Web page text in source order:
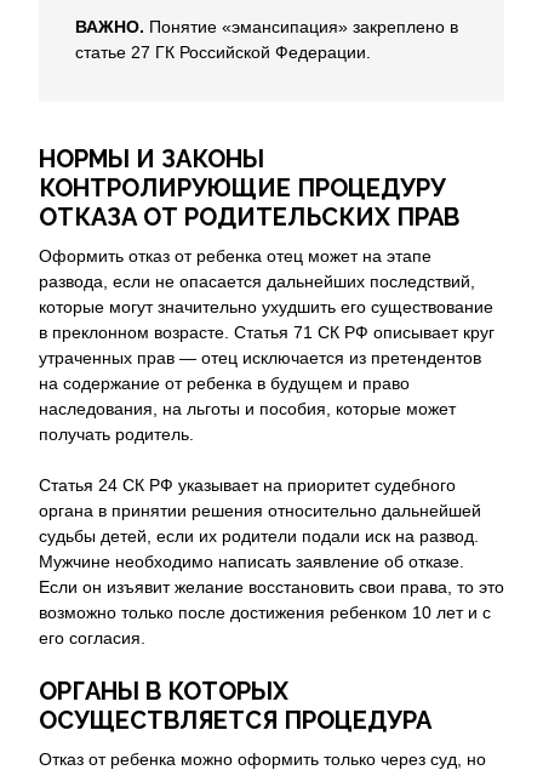
ВАЖНО. Понятие «эмансипация» закреплено в
статье 27 ГК Российской Федерации.
НОРМЫ И ЗАКОНЫ
КОНТРОЛИРУЮЩИЕ ПРОЦЕДУРУ
ОТКАЗА ОТ РОДИТЕЛЬСКИХ ПРАВ
Оформить отказ от ребенка отец может на этапе
развода, если не опасается дальнейших последствий,
которые могут значительно ухудшить его существование
в преклонном возрасте. Статья 71 СК РФ описывает круг
утраченных прав — отец исключается из претендентов
на содержание от ребенка в будущем и право
наследования, на льготы и пособия, которые может
получать родитель.
Статья 24 СК РФ указывает на приоритет судебного
органа в принятии решения относительно дальнейшей
судьбы детей, если их родители подали иск на развод.
Мужчине необходимо написать заявление об отказе.
Если он изъявит желание восстановить свои права, то это
возможно только после достижения ребенком 10 лет и с
его согласия.
ОРГАНЫ В КОТОРЫХ
ОСУЩЕСТВЛЯЕТСЯ ПРОЦЕДУРА
Отказ от ребенка можно оформить только через суд, но